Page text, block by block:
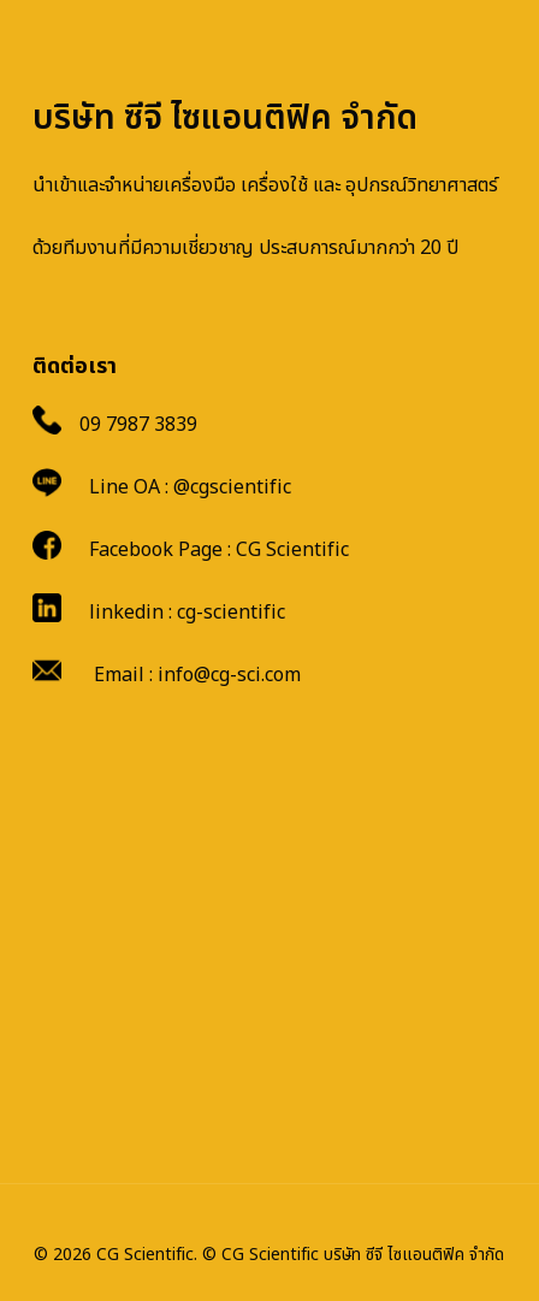
บริษัท ซีจี ไซแอนติฟิค จำกัด
นำเข้าและจำหน่ายเครื่องมือ เครื่องใช้ และ อุปกรณ์วิทยาศาสตร์
ด้วยทีมงานที่มีความเชี่ยวชาญ ประสบการณ์มากกว่า 20 ปี
ติดต่อเรา
09 7987 3839
Line OA : @cgscientific
Facebook Page : CG Scientific
linkedin : cg-scientific
Email : info@cg-sci.com
© 2026 CG Scientific. © CG Scientific บริษัท ซีจี ไซแอนติฟิค จำกัด